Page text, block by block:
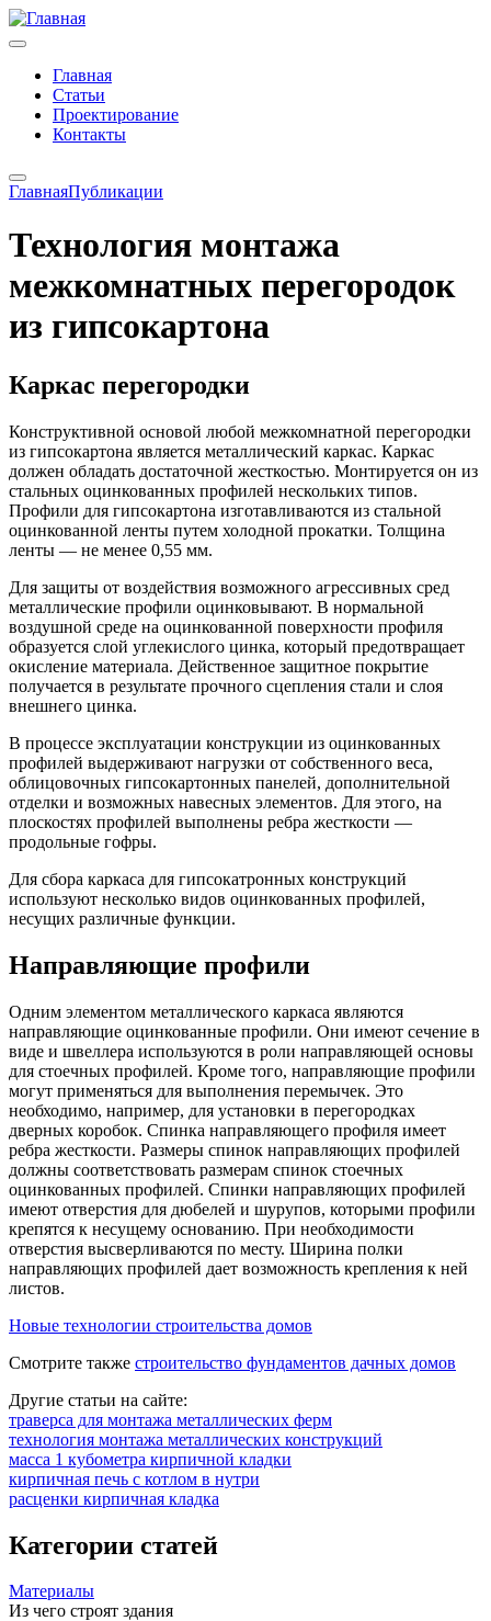
Главная
Статьи
Проектирование
Контакты
ГлавнаяПубликации
Технология монтажа
межкомнатных перегородок
из гипсокартона
Каркас перегородки
Конструктивной основой любой межкомнатной перегородки
из гипсокартона является металлический каркас. Каркас
должен обладать достаточной жесткостью. Монтируется он из
стальных оцинкованных профилей нескольких типов.
Профили для гипсокартона изготавливаются из стальной
оцинкованной ленты путем холодной прокатки. Толщина
ленты — не менее 0,55 мм.
Для защиты от воздействия возможного агрессивных сред
металлические профили оцинковывают. В нормальной
воздушной среде на оцинкованной поверхности профиля
образуется слой углекислого цинка, который предотвращает
окисление материала. Действенное защитное покрытие
получается в результате прочного сцепления стали и слоя
внешнего цинка.
В процессе эксплуатации конструкции из оцинкованных
профилей выдерживают нагрузки от собственного веса,
облицовочных гипсокартонных панелей, дополнительной
отделки и возможных навесных элементов. Для этого, на
плоскостях профилей выполнены ребра жесткости —
продольные гофры.
Для сбора каркаса для гипсокатронных конструкций
используют несколько видов оцинкованных профилей,
несущих различные функции.
Направляющие профили
Одним элементом металлического каркаса являются
направляющие оцинкованные профили. Они имеют сечение в
виде и швеллера используются в роли направляющей основы
для стоечных профилей. Кроме того, направляющие профили
могут применяться для выполнения перемычек. Это
необходимо, например, для установки в перегородках
дверных коробок. Спинка направляющего профиля имеет
ребра жесткости. Размеры спинок направляющих профилей
должны соответствовать размерам спинок стоечных
оцинкованных профилей. Спинки направляющих профилей
имеют отверстия для дюбелей и шурупов, которыми профили
крепятся к несущему основанию. При необходимости
отверстия высверливаются по месту. Ширина полки
направляющих профилей дает возможность крепления к ней
листов.
Новые технологии строительства домов
Смотрите также строительство фундаментов дачных домов
Другие статьи на сайте:
траверса для монтажа металлических ферм
технология монтажа металлических конструкций
масса 1 кубометра кирпичной кладки
кирпичная печь с котлом в нутри
расценки кирпичная кладка
Категории статей
Материалы
Из чего строят здания